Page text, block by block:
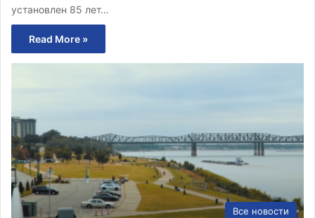
установлен 85 лет…
Read More »
Все новости